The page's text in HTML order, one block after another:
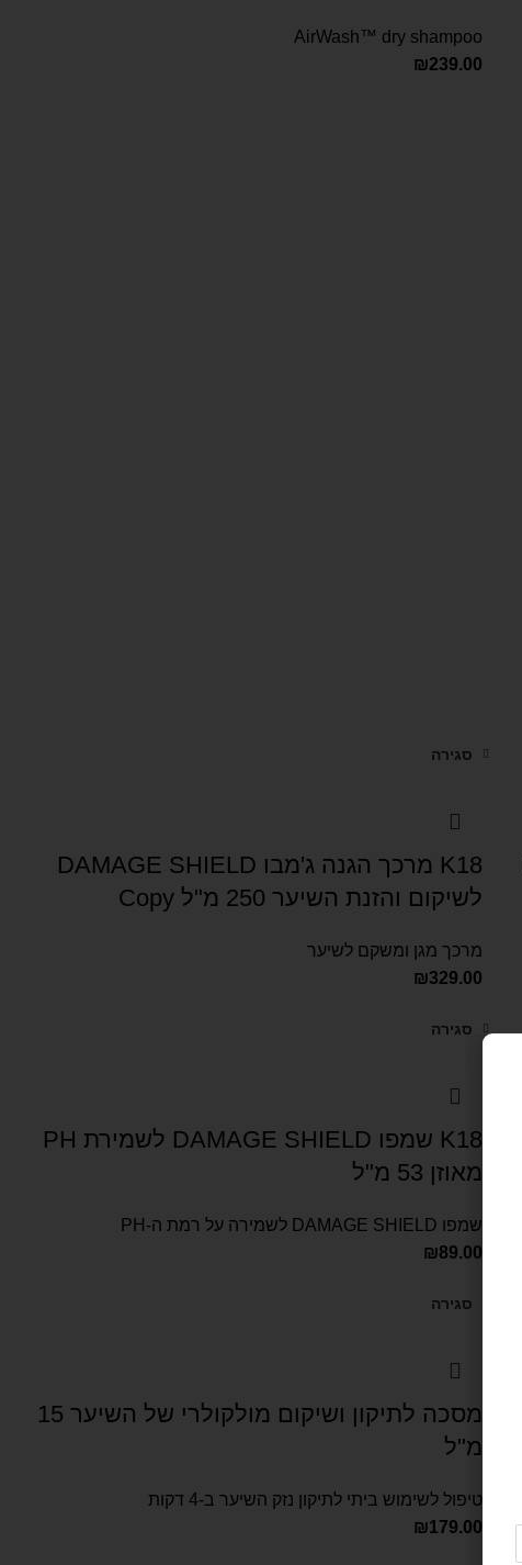
AirWash™ dry shampoo
₪239.00
סגירה
K18 מרכך הגנה ג'מבו DAMAGE SHIELD
לשיקום והזנת השיער 250 מ"ל Copy
מרכך מגן ומשקם לשיער
₪329.00
סגירה
K18 שמפו DAMAGE SHIELD לשמירת PH
מאוזן 53 מ"ל
שמפו DAMAGE SHIELD לשמירה על רמת ה-PH
₪89.00
סגירה
מסכה לתיקון ושיקום מולקולרי של השיער 15
מ"ל
טיפול לשימוש ביתי לתיקון נזק השיער ב-4 דקות
₪179.00